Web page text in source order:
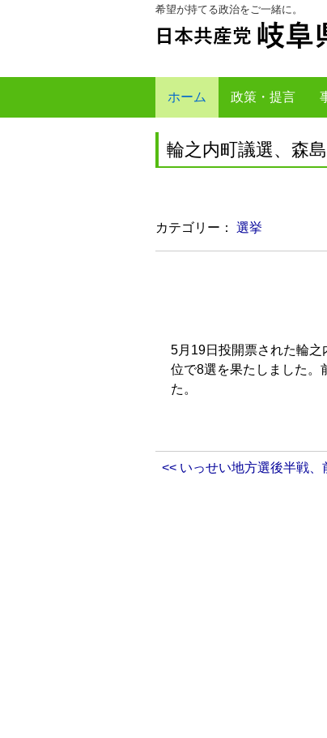
本
文
す
る
メ
ニ
ン
プ
希望が持てる政治をご一緒に。
ホーム 政策・提言
輪之内町議選、森
カテゴリー： 選挙
5月19日投開票された輪
位で8選を果たしました。
た。
<< いっせい地方選後半戦、